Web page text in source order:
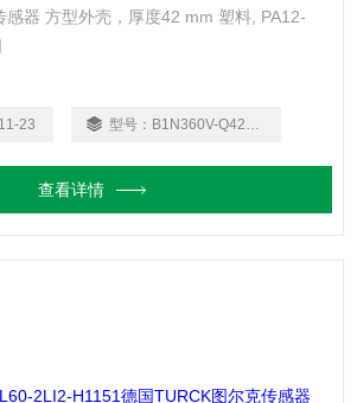
感器 方型外壳，厚度42 mm 塑料, PA12-
23 型号： B1N360V-Q42-CNX2-2H1150
查看详情